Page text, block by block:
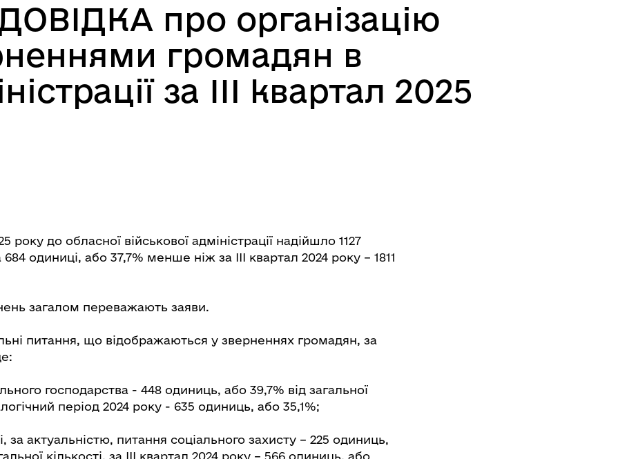
про організацію
громадян в
за ІII квартал 2025
року до обласної військової адміністрації надійшло 1127
одиниці, або 37,7% менше ніж за ІІІ квартал 2024 року – 1811
загалом переважають заяви.
питання, що відображаються у зверненнях громадян, за
господарства - 448 одиниць, або 39,7% від загальної
період 2024 року - 635 одиниць, або 35,1%;
за актуальністю, питання соціального захисту – 225 одиниць,
кількості, за ІІІ квартал 2024 року – 566 одиниць, або